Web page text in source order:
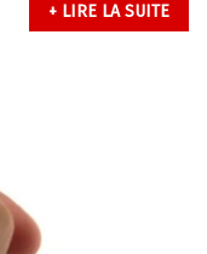
+ LIRE LA SUITE